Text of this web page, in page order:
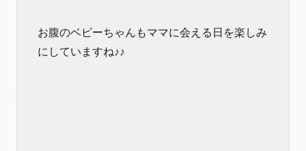
お腹のベビーちゃんもママに会える日を楽しみ
にしていますね♪♪